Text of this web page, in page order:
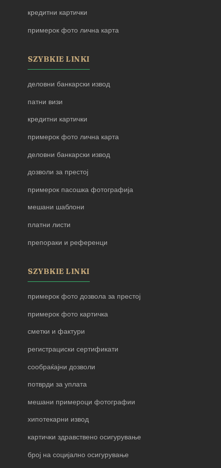
кредитни картички
примерок фото лична карта
SZYBKIE LINKI
деловни банкарски извод
патни визи
кредитни картички
примерок фото лична карта
деловни банкарски извод
дозволи за престој
примерок пасошка фотографија
мешани шаблони
платни листи
препораки и референци
SZYBKIE LINKI
примерок фото дозвола за престој
примерок фото картичка
сметки и фактури
регистрациски сертификати
сообраќајни дозволи
потврди за уплата
мешани примероци фотографии
хипотекарни извод
картички здравствено осигурување
број на социјално осигурување